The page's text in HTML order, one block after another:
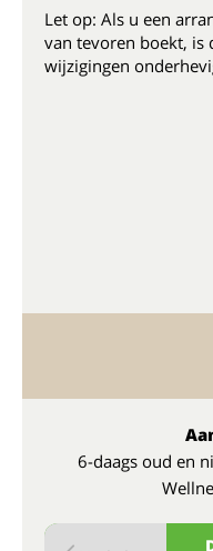
Let op: Als u een
van tevoren boekt, is
wijzigingen
6-daags oud en